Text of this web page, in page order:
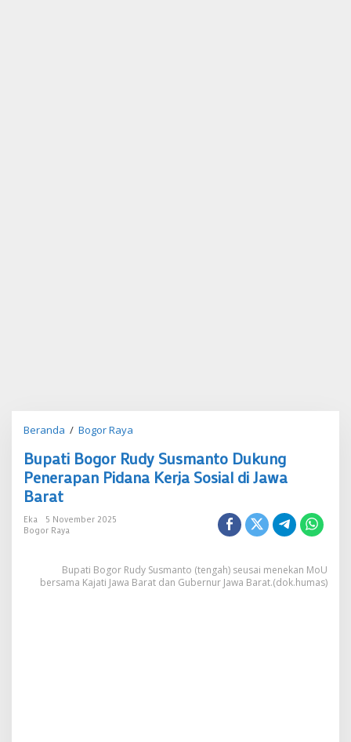
Beranda / Bogor Raya
Rudy
Susmanto
Dukung
Jawa
Barat
Bupati Bogor Rudy Susmanto Dukung
Penerapan Pidana Kerja Sosial di Jawa
Barat
Eka
5 November 2025
Bogor Raya
Bupati Bogor Rudy Susmanto (tengah) seusai menekan MoU
bersama Kajati Jawa Barat dan Gubernur Jawa Barat.(dok.humas)